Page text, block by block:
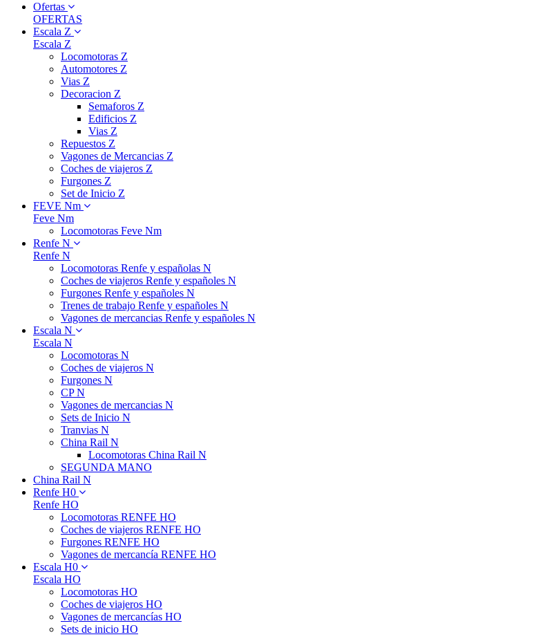
Ofertas
OFERTAS
Escala Z
Escala Z
Locomotoras Z
Automotores Z
Vias Z
Decoracion Z
Semaforos Z
Edificios Z
Vias Z
Repuestos Z
Vagones de Mercancias Z
Coches de viajeros Z
Furgones Z
Set de Inicio Z
FEVE Nm
Feve Nm
Locomotoras Feve Nm
Renfe N
Renfe N
Locomotoras Renfe y españolas N
Coches de viajeros Renfe y españoles N
Furgones Renfe y españoles N
Trenes de trabajo Renfe y españoles N
Vagones de mercancias Renfe y españoles N
Escala N
Escala N
Locomotoras N
Coches de viajeros N
Furgones N
CP N
Vagones de mercancias N
Sets de Inicio N
Tranvias N
China Rail N
Locomotoras China Rail N
SEGUNDA MANO
China Rail N
Renfe H0
Renfe HO
Locomotoras RENFE HO
Coches de viajeros RENFE HO
Furgones RENFE HO
Vagones de mercancía RENFE HO
Escala H0
Escala HO
Locomotoras HO
Coches de viajeros HO
Vagones de mercancías HO
Sets de inicio HO